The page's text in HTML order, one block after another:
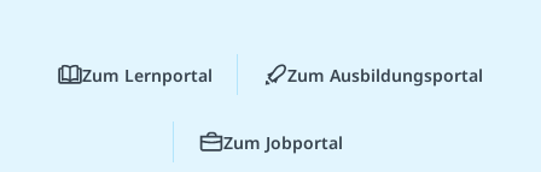
Zum Lernportal Zum Ausbildungsportal
Zum Jobportal